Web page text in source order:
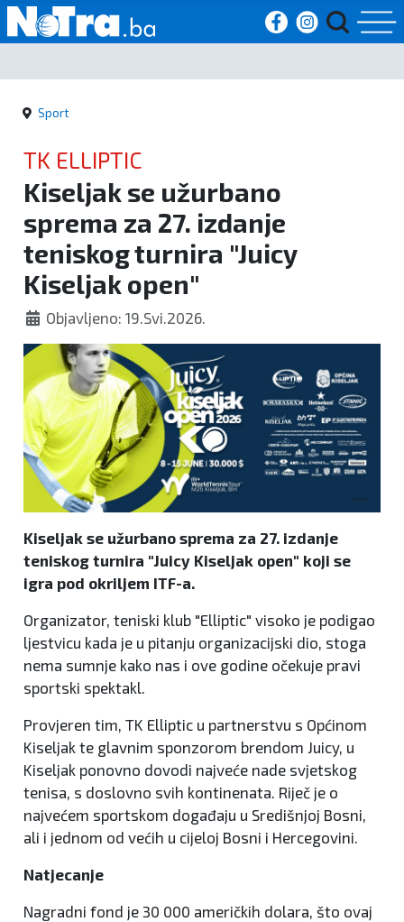
Početna
Vijesti
Sport
Kultura
Crna
kronika
Politika
Zanimljivosti
Sport
TK ELLIPTIC
Kiseljak se užurbano
sprema za 27. izdanje
teniskog turnira "Juicy
Kiseljak open"
Objavljeno: 19.Svi.2026.
Kiseljak se užurbano sprema za 27. izdanje
teniskog turnira "Juicy Kiseljak open" koji se
igra pod okriljem ITF-a.
Organizator, teniski klub "Elliptic" visoko je podigao
ljestvicu kada je u pitanju organizacijski dio, stoga
nema sumnje kako nas i ove godine očekuje pravi
sportski spektakl.
Provjeren tim, TK Elliptic u partnerstvu s Općinom
Kiseljak te glavnim sponzorom brendom Juicy, u
Kiseljak ponovno dovodi najveće nade svjetskog
tenisa, s doslovno svih kontinenata. Riječ je o
najvećem sportskom događaju u Središnjoj Bosni,
ali i jednom od većih u cijeloj Bosni i Hercegovini.
Natjecanje
Nagradni fond je 30 000 američkih dolara, što ovaj